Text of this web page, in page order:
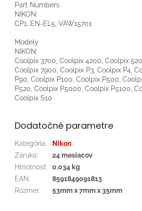
Part Numbers
NIKON:
CP1, EN-EL5, VAW15701
Modely
NIKON:
Coolpix 3700, Coolpix 4200, Coolpix
Coolpix 7900, Coolpix P3, Coolpix P4,
P90, Coolpix P100, Coolpix P500,
P520, Coolpix P5000, Coolpix P5100,
Coolpix S10
Dodatočné parametre
Kategória:
Nikon
Záruka:
24 mesiacov
Hmotnosť:
0.034 kg
EAN:
8591849091813
Rozmer: 53mm x 7mm x 35mm